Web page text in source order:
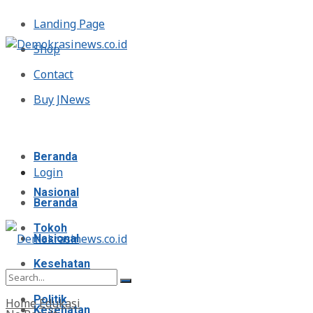
Landing Page
Shop
Contact
Buy JNews
Login
Beranda
Nasional
Tokoh
Kesehatan
Politik
Beranda
Nasional
Tokoh
Kesehatan
HomeEdukasi